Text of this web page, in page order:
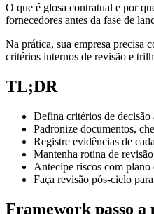
O que é glosa contratual e por
fornecedores antes da fase de
Na prática, sua empresa precisa
critérios internos de revisão e
TL;DR
Defina critérios de decisão
Padronize documentos,
Registre evidências de
Mantenha rotina de
Antecipe riscos com
Faça revisão pós-ciclo
Framework passo a